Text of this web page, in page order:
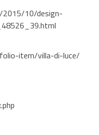
2015/10/design-
item/villa-di-luce/